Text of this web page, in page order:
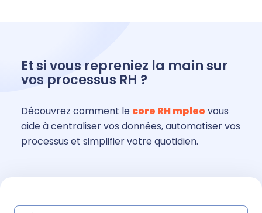
Et si vous repreniez la main sur
vos processus RH ?
Découvrez comment le core RH mpleovous
aide à centraliser vos données, automatiser vos
processus et simplifier votre quotidien.